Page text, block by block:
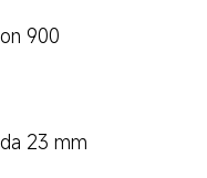
900
23 mm